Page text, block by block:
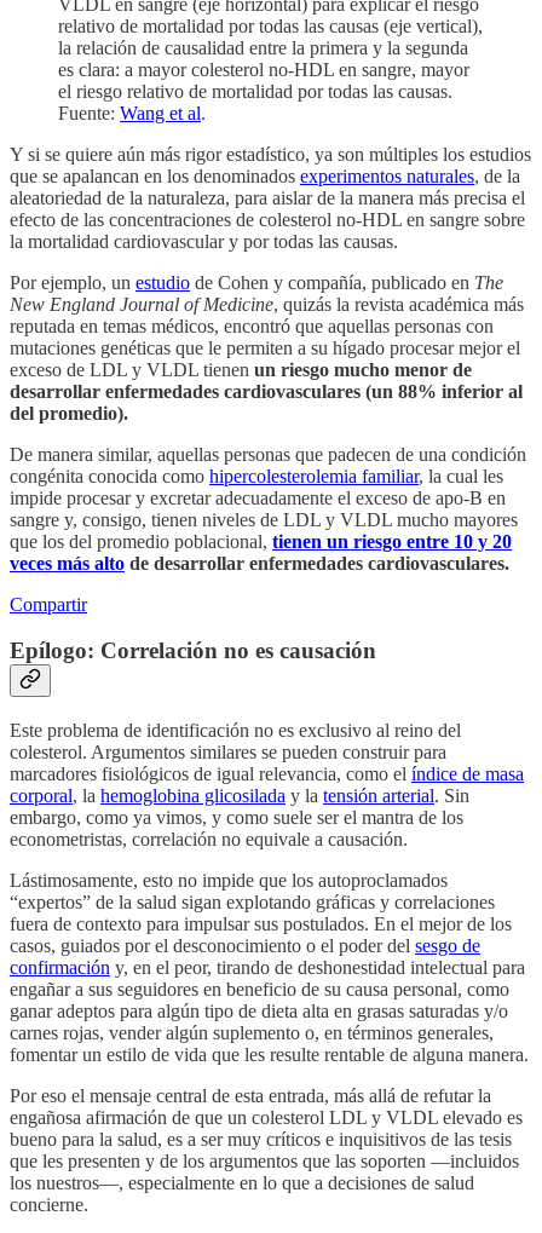
relativo de mortalidad por todas las causas (eje vertical),
la relación de causalidad entre la primera y la segunda
es clara: a mayor colesterol no-HDL en sangre, mayor
el riesgo relativo de mortalidad por todas las causas.
Fuente: Wang et al.
Y si se quiere aún más rigor estadístico, ya son múltiples los estudios
que se apalancan en los denominados experimentos naturales, de la
aleatoriedad de la naturaleza, para aislar de la manera más precisa el
efecto de las concentraciones de colesterol no-HDL en sangre sobre
la mortalidad cardiovascular y por todas las causas.
Por ejemplo, un estudio de Cohen y compañía, publicado en The
New England Journal of Medicine, quizás la revista académica más
reputada en temas médicos, encontró que aquellas personas con
mutaciones genéticas que le permiten a su hígado procesar mejor el
exceso de LDL y VLDL tienen un riesgo mucho menor de
desarrollar enfermedades cardiovasculares (un 88% inferior al
del promedio).
De manera similar, aquellas personas que padecen de una condición
congénita conocida como hipercolesterolemia familiar, la cual les
impide procesar y excretar adecuadamente el exceso de apo-B en
sangre y, consigo, tienen niveles de LDL y VLDL mucho mayores
que los del promedio poblacional, tienen un riesgo entre 10 y 20
veces más alto de desarrollar enfermedades cardiovasculares.
Compartir
Epílogo: Correlación no es causación
Este problema de identificación no es exclusivo al reino del
colesterol. Argumentos similares se pueden construir para
marcadores fisiológicos de igual relevancia, como el índice de masa
corporal, la hemoglobina glicosilada y la tensión arterial. Sin
embargo, como ya vimos, y como suele ser el mantra de los
econometristas, correlación no equivale a causación.
Lástimosamente, esto no impide que los autoproclamados
“expertos” de la salud sigan explotando gráficas y correlaciones
fuera de contexto para impulsar sus postulados. En el mejor de los
casos, guiados por el desconocimiento o el poder del sesgo de
confirmación y, en el peor, tirando de deshonestidad intelectual para
engañar a sus seguidores en beneficio de su causa personal, como
ganar adeptos para algún tipo de dieta alta en grasas saturadas y/o
carnes rojas, vender algún suplemento o, en términos generales,
fomentar un estilo de vida que les resulte rentable de alguna manera.
Por eso el mensaje central de esta entrada, más allá de refutar la
engañosa afirmación de que un colesterol LDL y VLDL elevado es
bueno para la salud, es a ser muy críticos e inquisitivos de las tesis
que les presenten y de los argumentos que las soporten —incluidos
los nuestros—, especialmente en lo que a decisiones de salud
concierne.